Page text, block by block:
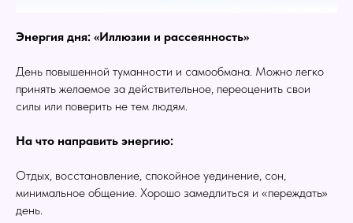
Энергия дня: «Иллюзии и рассеянность»
День повышенной туманности и самообмана. Можно легко
принять желаемое за действительное, переоценить свои
силы или поверить не тем людям.
На что направить энергию:
Отдых, восстановление, спокойное уединение, сон,
минимальное общение. Хорошо замедлиться и «переждать»
день.